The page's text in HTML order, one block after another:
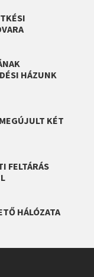
HÁZUNK
KÉT
FELTÁRÁS
HÁLÓZATA